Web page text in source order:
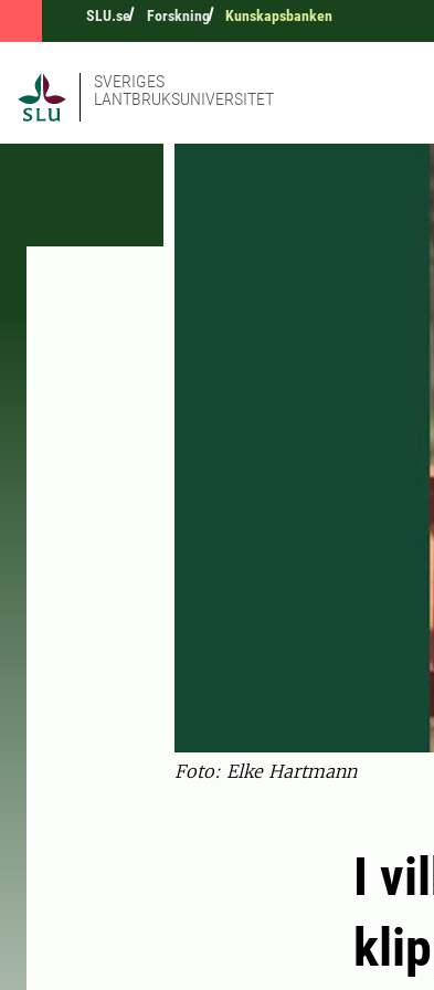
SLU.se Forskning Kunskapsbanken
SVERIGES
LANTBRUKSUNIVERSITET
Foto: Elke Hartmann
I